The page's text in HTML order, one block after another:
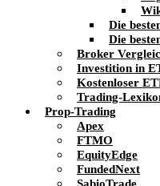
Die
Die
Broker
Investition in
Kostenloser
Trading-
Prop-Trading
Apex
FTMO
EquityEdge
FundedNext
SabioTrade